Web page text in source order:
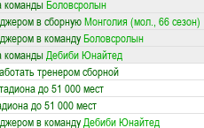
команды Боловсролын
в сборнуюМонголия (мол., 66 сезон)
в командуБоловсролын
команды Дебиби Юнайтед
тренером сборной
до 51 000 мест
до 51 000 мест
в командуДебиби Юнайтед